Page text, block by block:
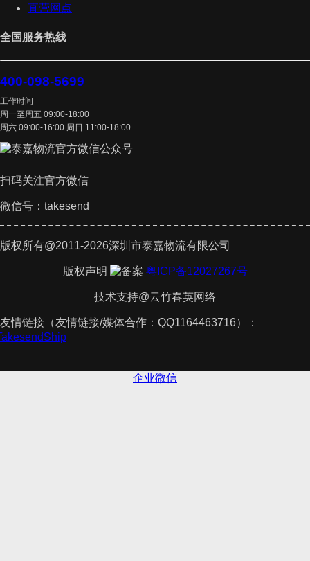
直营网点
全国服务热线
400-098-5699
工作时间
周一至周五 09:00-18:00
周六 09:00-16:00 周日 11:00-18:00
扫码关注官方微信
微信号：takesend
版权所有@2011-2026深圳市泰嘉物流有限公司
版权声明 粤ICP备12027267号
技术支持@云竹春英网络
友情链接（友情链接/媒体合作：QQ1164463716）：
TakesendShip
企业微信